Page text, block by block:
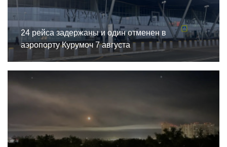
24 рейса задержаны и один отменен в
аэропорту Курумоч 7 августа